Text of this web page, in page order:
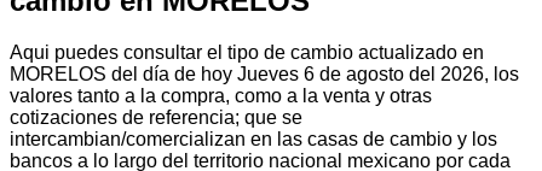
Aqui puedes consultar el tipo de cambio actualizado en
MORELOS del día de hoy Jueves 6 de agosto del 2026, los
valores tanto a la compra, como a la venta y otras
cotizaciones de referencia; que se
intercambian/comercializan en las casas de cambio y los
bancos a lo largo del territorio nacional mexicano por cada